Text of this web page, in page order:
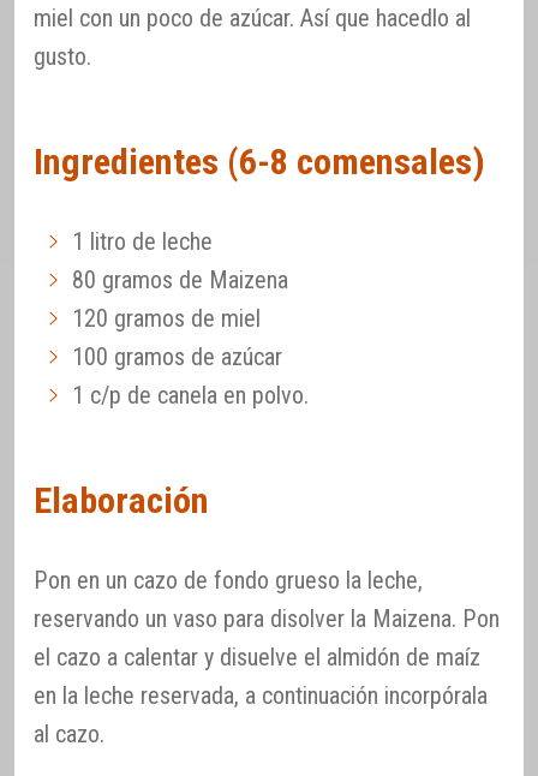
miel con un poco de azúcar. Así que hacedlo al
gusto.
Ingredientes (6-8 comensales)
1 litro de leche
80 gramos de Maizena
120 gramos de miel
100 gramos de azúcar
1 c/p de canela en polvo.
Elaboración
Pon en un cazo de fondo grueso la leche,
reservando un vaso para disolver la Maizena. Pon
el cazo a calentar y disuelve el almidón de maíz
en la leche reservada, a continuación incorpórala
al cazo.